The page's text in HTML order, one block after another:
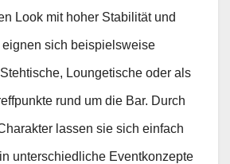
Look mit hoher Stabilität und
sich beispielsweise
Loungetische oder als
rund um die Bar. Durch
lassen sie sich einfach
unterschiedliche Eventkonzepte